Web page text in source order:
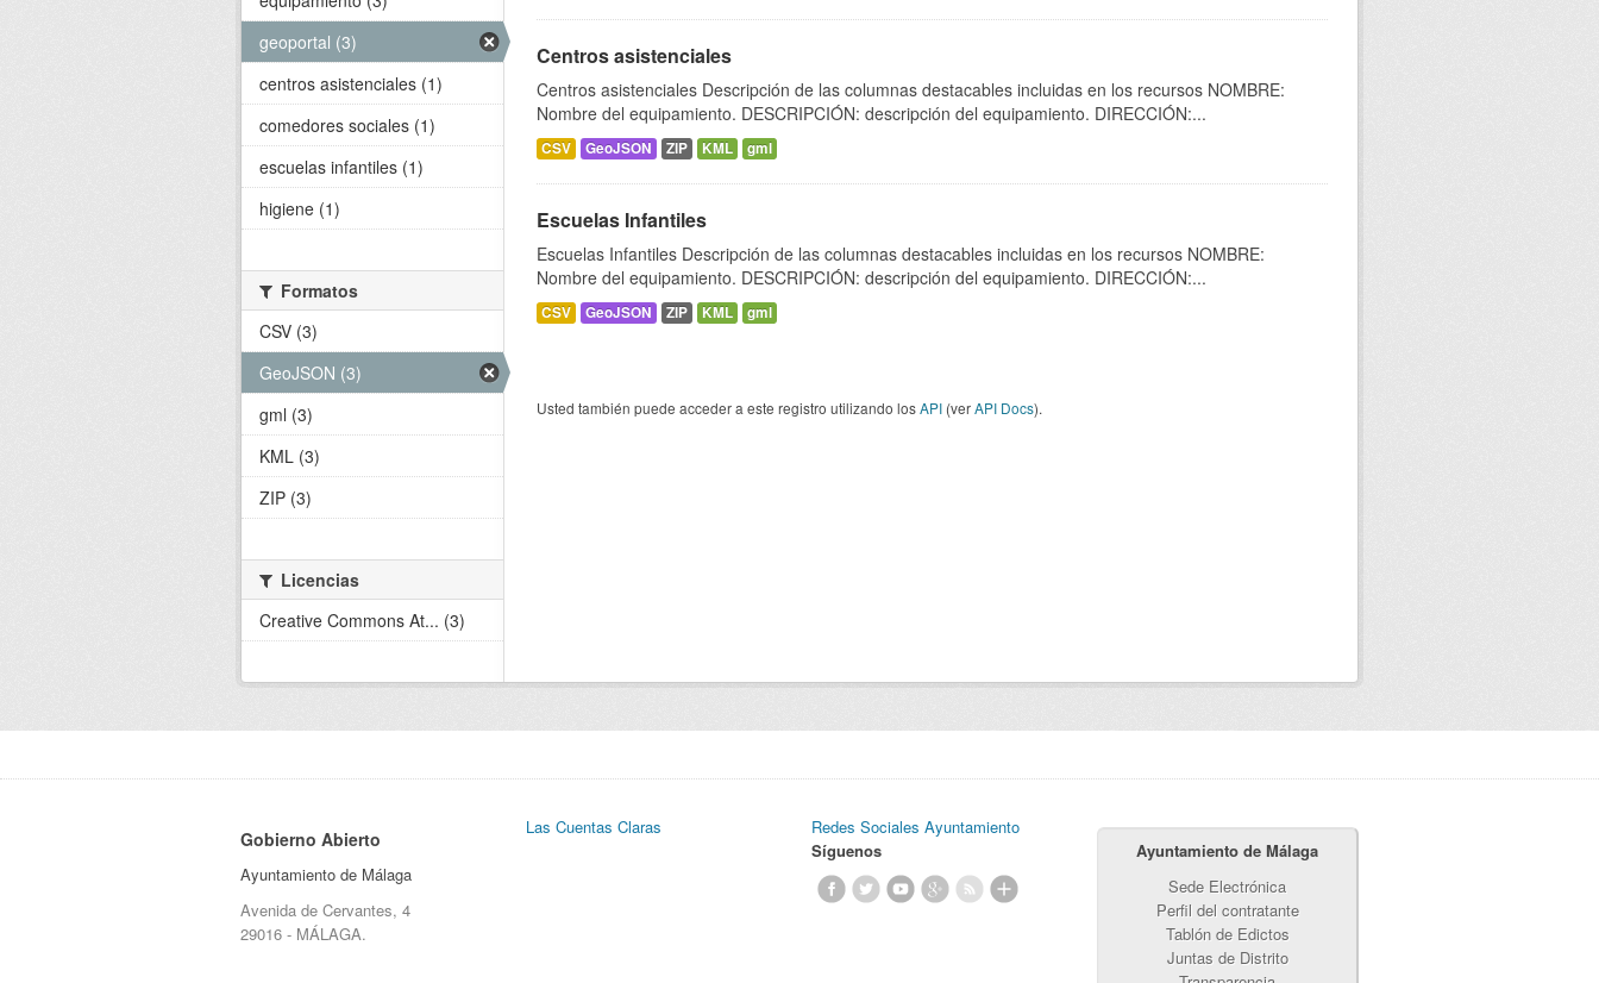
Centros asistenciales
Centros asistenciales Descripción de las columnas destacables incluidas en los recursos NOMBRE:
Nombre del equipamiento. DESCRIPCIÓN: descripción del equipamiento. DIRECCIÓN:...
CSV GeoJSON ZIP KML gml
Escuelas Infantiles
Escuelas Infantiles Descripción de las columnas destacables incluidas en los recursos NOMBRE:
Nombre del equipamiento. DESCRIPCIÓN: descripción del equipamiento. DIRECCIÓN:...
CSV GeoJSON ZIP KML gml
Usted también puede acceder a este registro utilizando losAPI (verAPI Docs).
geoportal (3)
centros asistenciales (1)
comedores sociales (1)
escuelas infantiles (1)
higiene (1)
Formatos
CSV (3)
GeoJSON (3)
gml (3)
KML (3)
ZIP (3)
Licencias
Creative Commons At... (3)
Gobierno Abierto
Ayuntamiento de Málaga
Avenida de Cervantes, 4
29016 - MÁLAGA.
Las Cuentas Claras
Redes Sociales Ayuntamiento
Síguenos
Ayuntamiento de Málaga
Sede Electrónica
Perfil del contratante
Tablón de Edictos
Juntas de Distrito